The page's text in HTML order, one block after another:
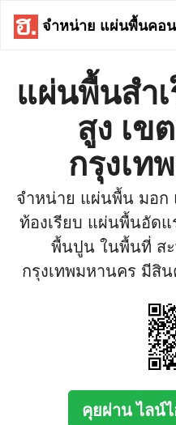
จำหน่าย แผ่นพื้นคอ
แผ่นพื้นสำ
สูง เข
กรุงเท
จำหน่าย แผ่นพื้น มอก
ท้องเรียบ แผ่นพื้นอัด
พื้นปูน ในพื้นที่ สะ
กรุงเทพมหานคร มีสิ
คุยผ่าน ไลน์ไ